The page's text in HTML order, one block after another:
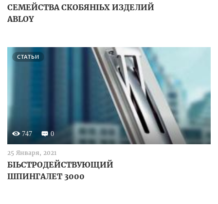
СЕМЕЙСТВА СКОБЯНЫХ ИЗДЕЛИЙ
ABLOY
СТАТЬИ
747 0
25 Января, 2021
БЫСТРОДЕЙСТВУЮЩИЙ
ШПИНГАЛЕТ 3000